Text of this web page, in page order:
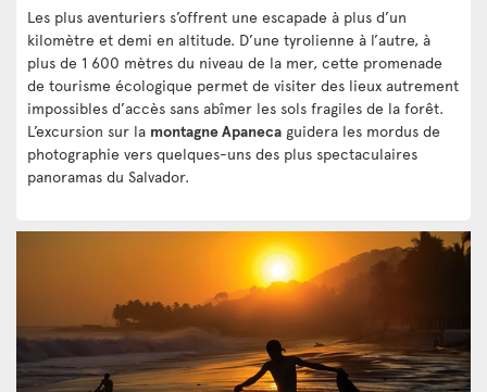
Les plus aventuriers s’offrent une escapade à plus d’un
kilomètre et demi en altitude. D’une tyrolienne à l’autre, à
plus de 1 600 mètres du niveau de la mer, cette promenade
de tourisme écologique permet de visiter des lieux autrement
impossibles d’accès sans abîmer les sols fragiles de la forêt.
L’excursion sur la montagne Apaneca guidera les mordus de
photographie vers quelques-uns des plus spectaculaires
panoramas du Salvador.